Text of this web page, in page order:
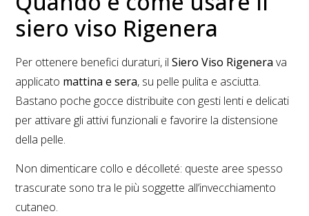
siero viso Rigenera
Per ottenere benefici duraturi, ilSiero Viso Rigenera va
applicato mattina e sera, su pelle pulita e asciutta.
Bastano poche gocce distribuite con gesti lenti e delicati
per attivare gli attivi funzionali e favorire la distensione
della pelle.
Non dimenticare collo e décolleté: queste aree spesso
trascurate sono tra le più soggette all’invecchiamento
cutaneo.